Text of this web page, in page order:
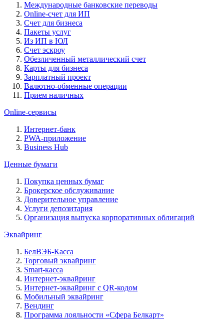
Международные банковские переводы
Online-счет для ИП
Счет для бизнеса
Пакеты услуг
Из ИП в ЮЛ
Счет эскроу
Обезличенный металлический счет
Карты для бизнеса
Зарплатный проект
Валютно-обменные операции
Прием наличных
Online-сервисы
Интернет-банк
PWA-приложение
Business Hub
Ценные бумаги
Покупка ценных бумаг
Брокерское обслуживание
Доверительное управление
Услуги депозитария
Организация выпуска корпоративных облигаций
Эквайринг
БелВЭБ-Касса
Торговый эквайринг
Smart-касса
Интернет-эквайринг
Интернет-эквайринг с QR-кодом
Мобильный эквайринг
Вендинг
Программа лояльности «Сфера Белкарт»